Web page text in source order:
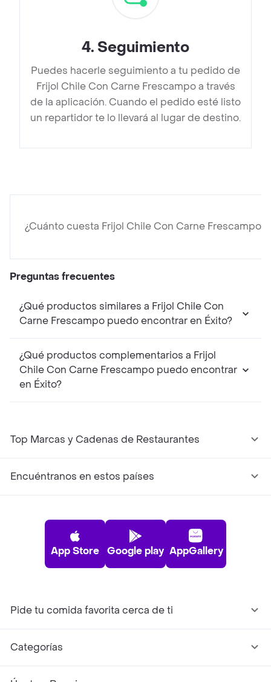
4. Seguimiento
Puedes hacerle seguimiento a tu pedido de
Frijol Chile Con Carne Frescampo a través
de la aplicación. Cuando el pedido esté listo
un repartidor te lo llevará al lugar de destino.
¿Cuánto cuesta Frijol Chile Con Carne Frescampo?
Preguntas frecuentes
¿Qué productos similares a Frijol Chile Con
Carne Frescampo puedo encontrar en Éxito?
¿Qué productos complementarios a Frijol
Chile Con Carne Frescampo puedo encontrar
en Éxito?
Top Marcas y Cadenas de Restaurantes
Encuéntranos en estos países
App Store Google play AppGallery
Pide tu comida favorita cerca de ti
Categorías